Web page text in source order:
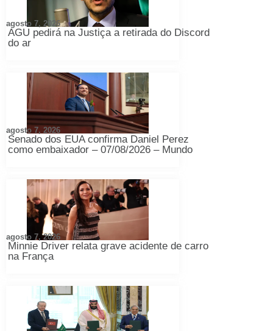
AGU pedirá na Justiça a retirada do Discord
do ar
agosto 7, 2026
Senado dos EUA confirma Daniel Perez
como embaixador – 07/08/2026 – Mundo
agosto 7, 2026
Minnie Driver relata grave acidente de carro
na França
agosto 7, 2026